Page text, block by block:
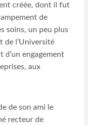
créée, dont il fut
de
soins, un peu plus
de l’Université
d’un engagement
aux
de son ami le
recteur de